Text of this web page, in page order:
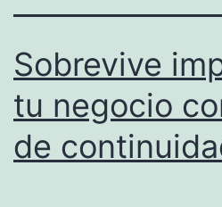
Sobrevive
tu negocio
de